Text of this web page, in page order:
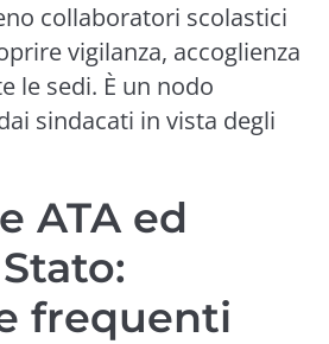
collaboratori scolastici
vigilanza, accoglienza
le sedi. È un nodo
sindacati in vista degli
ATA ed
frequenti